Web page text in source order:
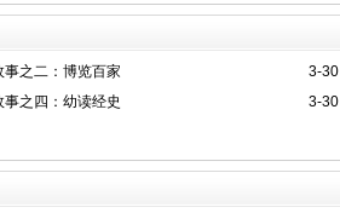
3-30
事之二：博览百家
3-30
事之四：幼读经史